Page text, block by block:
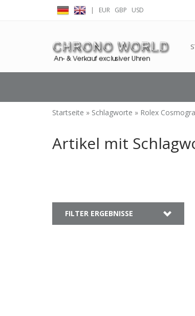
| EUR GBP USD
Startseite » Schlagworte » Rolex
Artikel mit
FILTER ERGEBNISSE
← Zurück zum Backoffice